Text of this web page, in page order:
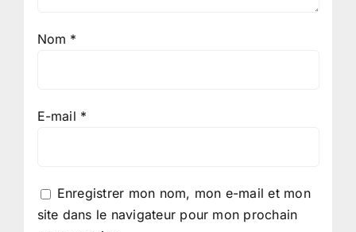
Nom *
E-mail *
Enregistrer mon nom, mon e-mail et mon
site dans le navigateur pour mon prochain